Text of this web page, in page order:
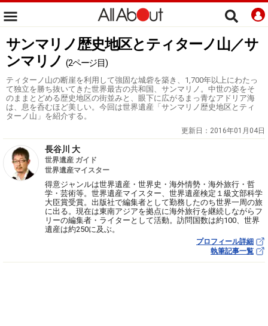
サンマリノ歴史地区とティターノ山／サ
ンマリノ (2ページ目)
ティターノ山の断崖を利用して強固な城砦を築き、1,700年以上にわたっ
て独立を勝ち抜いてきた世界最古の共和国、サンマリノ。中世の姿をそ
のままとどめる歴史地区の街並みと、眼下に広がるまっ青なアドリア海
は、息を呑むほど美しい。今回は世界遺産「サンマリノ歴史地区とティ
ターノ山」を紹介する。
更新日： 2016年01月04日
長谷川 大
世界遺産 ガイド
世界遺産マイスター
得意ジャンルは世界遺産・世界史・海外情勢・海外旅行・哲
学・芸術等。世界遺産マイスター、世界遺産検定１級文部科学
大臣賞受賞。出版社で編集者として勤務したのち世界一周の旅
に出る。現在は東南アジアを拠点に海外旅行を継続しながらフ
リーの編集者・ライターとして活動。訪問国数は約100、世界
遺産は約250に及ぶ。
プロフィール詳細
執筆記事一覧